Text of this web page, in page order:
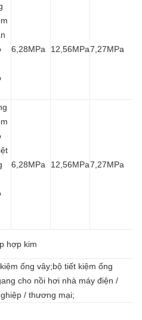
6,28MPa 12,56MPa7,27MPa
6,28MPa 12,56MPa7,27MPa
hợp kim
ống vây;bộ tiết kiệm ống
cho nồi hơi nhà máy điện /
/ thương mại;